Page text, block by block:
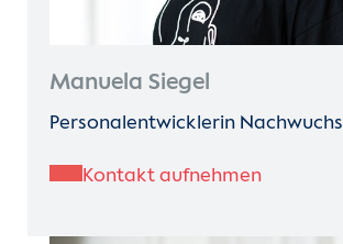
Manuela Siegel
Personalentwicklerin Nachwuchs
Kontakt aufnehmen